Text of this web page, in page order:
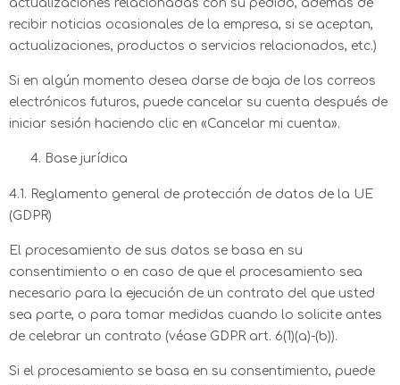
actualizaciones relacionadas con su pedido, además de
recibir noticias ocasionales de la empresa, si se aceptan,
actualizaciones, productos o servicios relacionados, etc.)
Si en algún momento desea darse de baja de los correos
electrónicos futuros, puede cancelar su cuenta después de
iniciar sesión haciendo clic en «Cancelar mi cuenta».
Base jurídica
4.1. Reglamento general de protección de datos de la UE
(GDPR)
El procesamiento de sus datos se basa en su
consentimiento o en caso de que el procesamiento sea
necesario para la ejecución de un contrato del que usted
sea parte, o para tomar medidas cuando lo solicite antes
de celebrar un contrato (véase GDPR art. 6(1)(a)-(b)).
Si el procesamiento se basa en su consentimiento, puede